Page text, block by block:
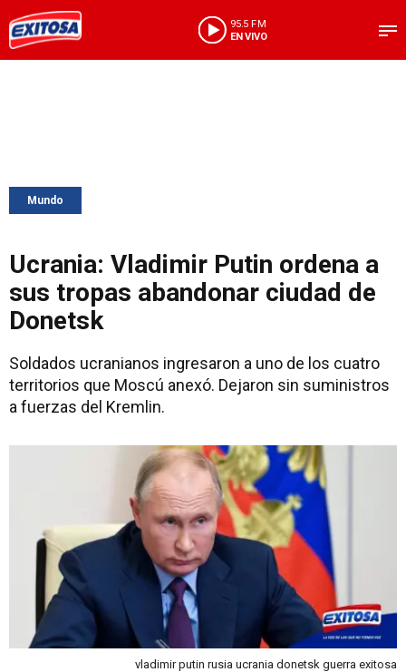
95.5 FM
EN VIVO
Mundo
Ucrania: Vladimir Putin ordena a
sus tropas abandonar ciudad de
Donetsk
Soldados ucranianos ingresaron a uno de los cuatro
territorios que Moscú anexó. Dejaron sin suministros
a fuerzas del Kremlin.
vladimir putin rusia ucrania donetsk guerra exitosa